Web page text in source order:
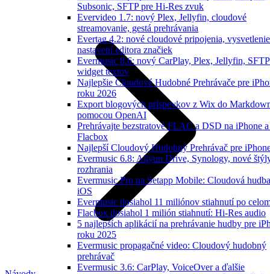
Subsonic, SFTP pre Hi-Res zvuk
Evervideo 1.7: nový Plex, Jellyfin, cloudové
streamovanie, gestá prehrávania
Evertag 4.2: nové cloudové pripojenia, vysvetlenie
nastavení editora značiek
Evermusic 8.6: nový CarPlay, Plex, Jellyfin,
widget textov
Najlepšie Cloudové Hudobné Prehrávače pre
roku 2026
Export blogových príspevkov z Wix do
pomocou OpenAI
Prehrávajte bezstratové FLAC a DSD na iPhone
Flacbox
Najlepší Cloudový Hudobný Prehrávač pre
Evermusic 6.8: Aliyun Drive, Synology, nové
rozhrania
Evermusic Pro na Setapp Mobile: Cloudová
iOS
Evermusic dosiahol 11 miliónov stiahnutí po
Flacbox dosiahol 1 milión stiahnutí: Hi-Res audio
5 najlepších aplikácií na prehrávanie hudby pre
roku 2025
Evermusic propagačné video: Cloudový hudobný
prehrávač
Evermusic 3.6: CarPlay, VoiceOver a ďalšie